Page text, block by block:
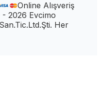
Online Alışveriş
2026 Evcimo
Her